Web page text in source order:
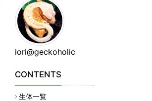
iori@geckoholic
CONTENTS
生体一覧